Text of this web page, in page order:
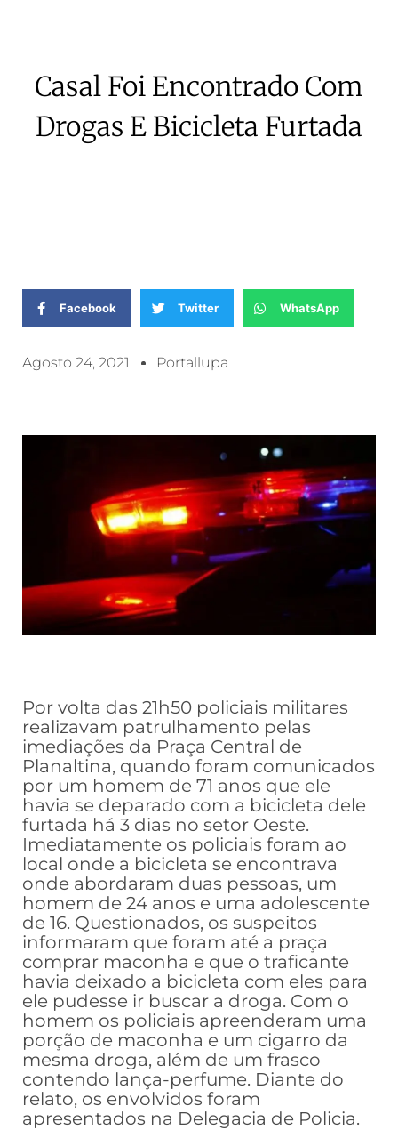
Casal Foi Encontrado Com
Drogas E Bicicleta Furtada
Facebook Twitter WhatsApp
Agosto 24, 2021 Portallupa
Por volta das 21h50 policiais militares
realizavam patrulhamento pelas
imediações da Praça Central de
Planaltina, quando foram comunicados
por um homem de 71 anos que ele
havia se deparado com a bicicleta dele
furtada há 3 dias no setor Oeste.
Imediatamente os policiais foram ao
local onde a bicicleta se encontrava
onde abordaram duas pessoas, um
homem de 24 anos e uma adolescente
de 16. Questionados, os suspeitos
informaram que foram até a praça
comprar maconha e que o traficante
havia deixado a bicicleta com eles para
ele pudesse ir buscar a droga. Com o
homem os policiais apreenderam uma
porção de maconha e um cigarro da
mesma droga, além de um frasco
contendo lança-perfume. Diante do
relato, os envolvidos foram
apresentados na Delegacia de Policia.